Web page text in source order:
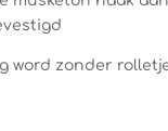
word zonder